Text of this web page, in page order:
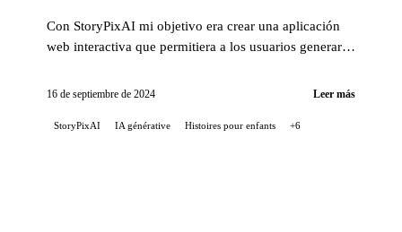
Con StoryPixAI mi objetivo era crear una aplicación
web interactiva que permitiera a los usuarios generar
generadas por modelos de inteligencia artificial. Para
Lambda, API Gateway, DynamoDB, S3 y Cognito
16 de septiembre de 2024 Leer más
StoryPixAI IA générative Histoires pour enfants +6